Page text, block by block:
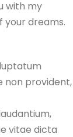
with my
your dreams.
non provident,
vitae dicta